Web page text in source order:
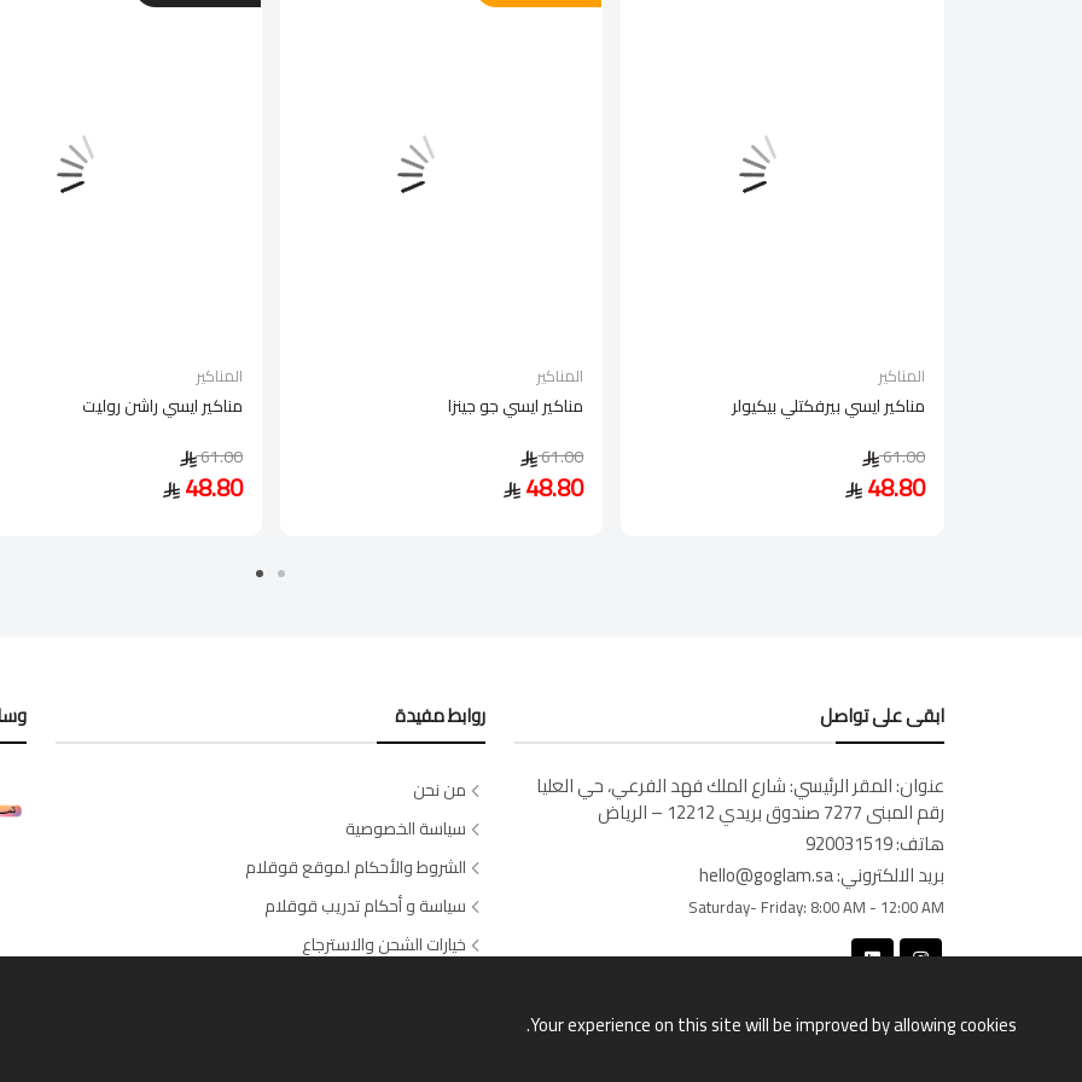
المناكير
مناكير ايسي راشن روليت
61.00
48.80
المناكير
مناكير ايسي جو جينزا
61.00
48.80
المناكير
مناكير ايسي بيرفكتلي بيكيولر
61.00
48.80
ابقى على تواصل
عنوان:المقر الرئيسي: شارع الملك فهد الفرعي، حي العليا
رقم المبنى 7277 صندوق بريدي 12212 – الرياض
هاتف:920031519
بريد الالكتروني:hello@goglam.sa
Saturday- Friday: 8:00 AM - 12:00 AM
روابط مفيدة
من نحن
سياسة الخصوصية
الشروط والأحكام لموقع قوقلام
سياسة و أحكام تدريب قوقلام
خيارات الشحن والاسترجاع
Your experience on this site will be improved by allowing cookies.